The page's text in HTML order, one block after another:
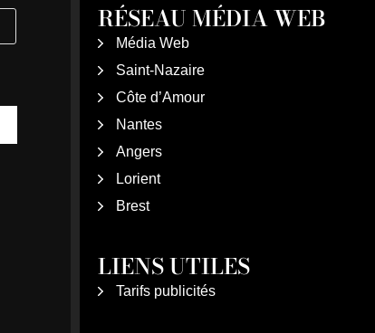
RÉSEAU MÉDIA WEB
Média Web
Saint-Nazaire
Côte d’Amour
Nantes
Angers
Lorient
Brest
LIENS UTILES
Tarifs publicités